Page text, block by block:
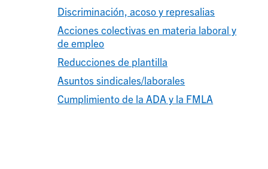
Discriminación, acoso y represalias
Acciones colectivas en materia laboral y
de empleo
Reducciones de plantilla
Asuntos sindicales/laborales
Cumplimiento de la ADA y la FMLA